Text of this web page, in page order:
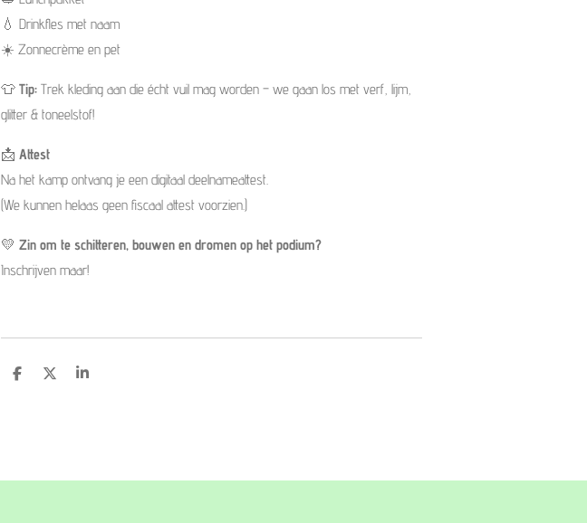
💧 Drinkfles met naam
☀️ Zonnecrème en pet
👕 Tip: Trek kleding aan die écht vuil mag worden – we gaan los met verf, lijm,
glitter & toneelstof!
📩 Attest
Na het kamp ontvang je een digitaal deelnameattest.
(We kunnen helaas geen fiscaal attest voorzien.)
💛 Zin om te schitteren, bouwen en dromen op het podium?
Inschrijven maar!
D
D
S